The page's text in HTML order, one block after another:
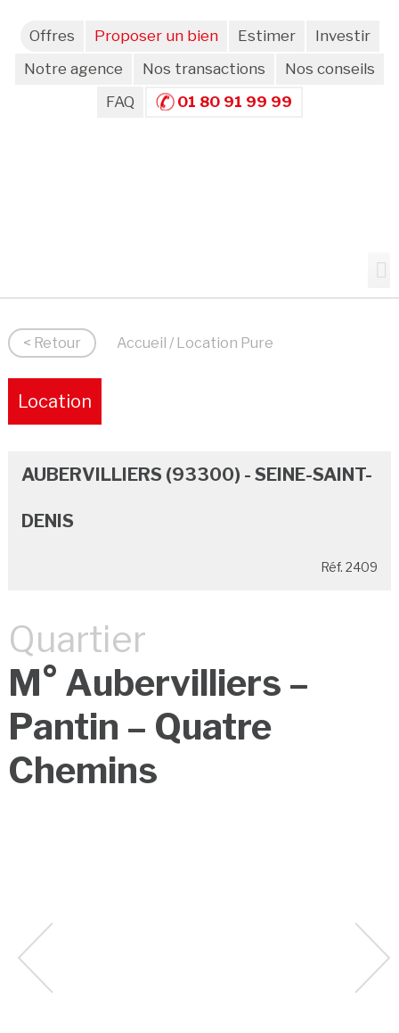
Offres Proposer un bien Estimer
Investir
Notre agence
Nos transactions
Nos conseils
FAQ
01 80 91 99 99
< Retour Accueil / Location Pure
Location
AUBERVILLIERS (93300) - SEINE-SAINT-
DENIS
Réf. 2409
Quartier
M° Aubervilliers –
Pantin – Quatre
Chemins